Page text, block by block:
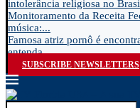
intolerância religiosa no
Monitoramento da Receita
música:...
Famosa atriz pornô é
entenda...
SUBSCRIBE NEWSLETTERS